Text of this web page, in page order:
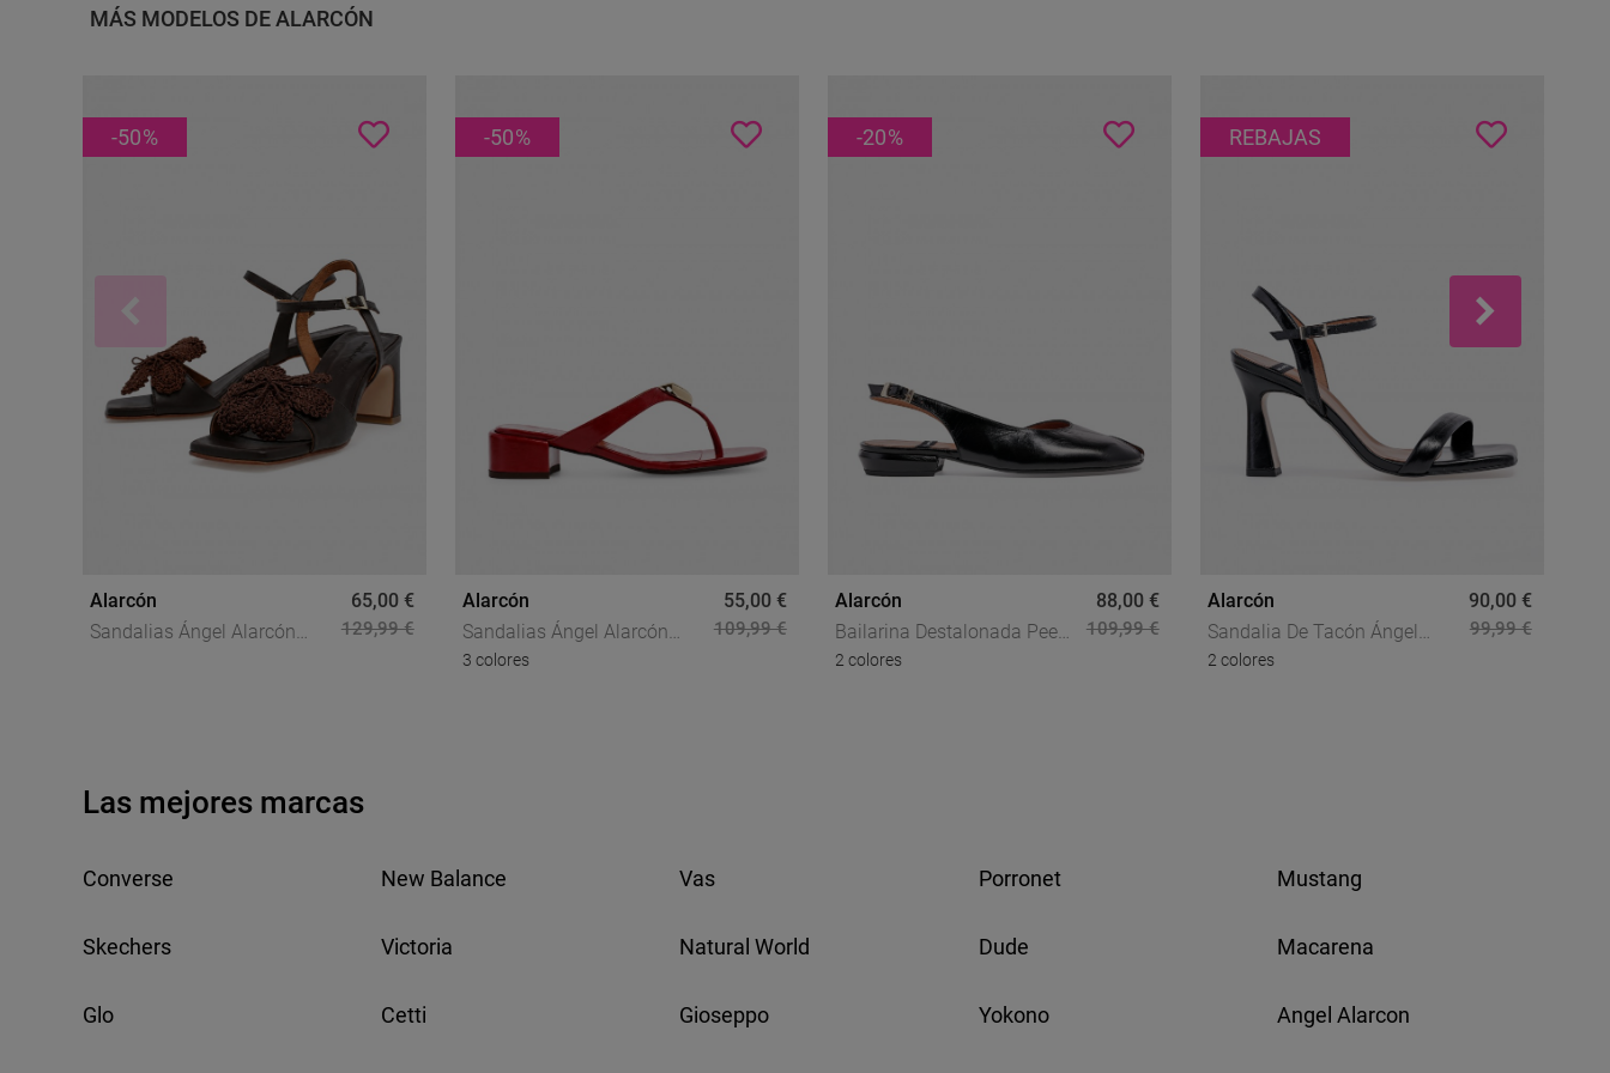
Con Estilo
MÁS MODELOS DE ALARCÓN
-50%
Alarcón
Sandalias Ángel Alarcón
65,00 €
129,99 €
-50%
Alarcón
Sandalias Ángel Alarcón
Zelma De Mujer En Piel Roja
3 colores
55,00 €
109,99 €
-20%
Alarcón
Bailarina Destalonada Peep
Toe Mujer Ángel Alarcón
2 colores
88,00 €
109,99 €
REBAJAS
Alarcón
Sandalia De Tacón Ángel
Alarcón 23053-077r Negra En
2 colores
90,00 €
99,99 €
Las mejores marcas
Converse New Balance Vas Porronet Mustang
Skechers Victoria Natural World Dude Macarena
Glo Cetti Gioseppo Yokono Angel Alarcon